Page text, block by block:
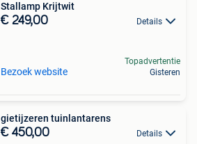
Stallamp Krijtwit
€ 249,00 Details
Bezoek website
Topadvertentie
Gisteren
gietijzeren tuinlantarens
€ 450,00 Details